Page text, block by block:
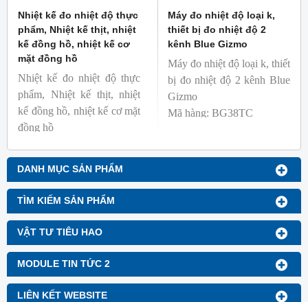
DANH MỤC SẢN PHẨM
TÌM KIẾM SẢN PHẨM
VẬT TƯ TIÊU HAO
MODULE TIN TỨC 2
LIÊN KẾT WEBSITE
Nhiệt kế đo nhiệt độ thực
phẩm, Nhiệt kế thịt, nhiệt
kế đồng hồ, nhiệt kế cơ
mặt đồng hồ
Nhiệt kế đo nhiệt độ thực
phẩm, Nhiệt kế thịt, nhiệt
kế đồng hồ, nhiệt kế cơ mặt
đồng hồ
Thương hiệu: Blue Gizmo
Máy đo nhiệt độ loại k,
thiết bị đo nhiệt độ 2
kênh Blue Gizmo
Máy đo nhiệt độ loại k, thiết
bị đo nhiệt độ 2 kênh Blue
Gizmo
Mã hàng: BG38TC